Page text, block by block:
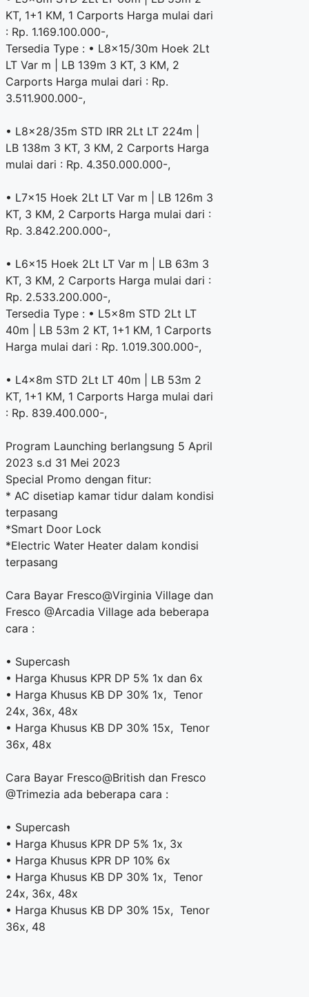
KT, 1+1 KM, 1 Carports Harga mulai dari
: Rp. 1.169.100.000-,
Tersedia Type : • L8x15/30m Hoek 2Lt
LT Var m | LB 139m 3 KT, 3 KM, 2
Carports Harga mulai dari : Rp.
3.511.900.000-,
• L8x28/35m STD IRR 2Lt LT 224m |
LB 138m 3 KT, 3 KM, 2 Carports Harga
mulai dari : Rp. 4.350.000.000-,
• L7x15 Hoek 2Lt LT Var m | LB 126m 3
KT, 3 KM, 2 Carports Harga mulai dari :
Rp. 3.842.200.000-,
• L6x15 Hoek 2Lt LT Var m | LB 63m 3
KT, 3 KM, 2 Carports Harga mulai dari :
Rp. 2.533.200.000-,
Tersedia Type : • L5x8m STD 2Lt LT
40m | LB 53m 2 KT, 1+1 KM, 1 Carports
Harga mulai dari : Rp. 1.019.300.000-,
• L4x8m STD 2Lt LT 40m | LB 53m 2
KT, 1+1 KM, 1 Carports Harga mulai dari
: Rp. 839.400.000-,
Program Launching berlangsung 5 April
2023 s.d 31 Mei 2023
Special Promo dengan fitur:
* AC disetiap kamar tidur dalam kondisi
terpasang
*Smart Door Lock
*Electric Water Heater dalam kondisi
terpasang
Cara Bayar Fresco@Virginia Village dan
Fresco @Arcadia Village ada beberapa
cara :
• Supercash
• Harga Khusus KPR DP 5% 1x dan 6x
• Harga Khusus KB DP 30% 1x, Tenor
24x, 36x, 48x
• Harga Khusus KB DP 30% 15x, Tenor
36x, 48x
Cara Bayar Fresco@British dan Fresco
@Trimezia ada beberapa cara :
• Supercash
• Harga Khusus KPR DP 5% 1x, 3x
• Harga Khusus KPR DP 10% 6x
• Harga Khusus KB DP 30% 1x, Tenor
24x, 36x, 48x
• Harga Khusus KB DP 30% 15x, Tenor
36x, 48